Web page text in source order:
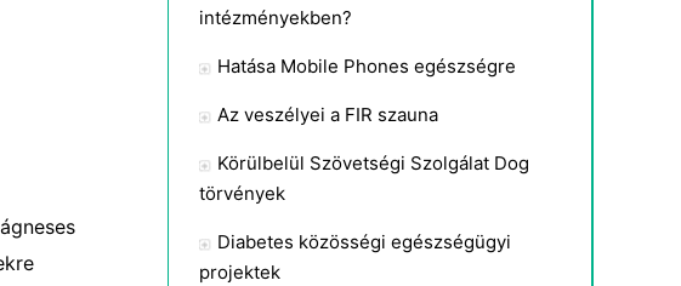
intézményekben?
Hatása Mobile Phones egészségre
Az veszélyei a FIR szauna
Körülbelül Szövetségi Szolgálat Dog
törvények
Diabetes közösségi egészségügyi
projektek